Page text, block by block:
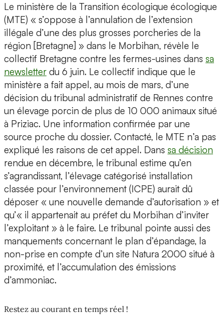
Le ministère de la Transition écologique écologique
(MTE) « s’oppose à l’annulation de l’extension
illégale d’une des plus grosses porcheries de la
région [Bretagne] » dans le Morbihan, révèle le
collectif Bretagne contre les fermes-usines dans sa
newsletter du 6 juin. Le collectif indique que le
ministère a fait appel, au mois de mars, d’une
décision du tribunal administratif de Rennes contre
un élevage porcin de plus de 10 000 animaux situé
à Priziac. Une information confirmée par une
source proche du dossier. Contacté, le MTE n’a pas
expliqué les raisons de cet appel. Dans sa décision
rendue en décembre, le tribunal estime qu’en
s’agrandissant, l’élevage catégorisé installation
classée pour l’environnement (ICPE) aurait dû
déposer « une nouvelle demande d’autorisation » et
qu’« il appartenait au préfet du Morbihan d’inviter
l’exploitant » à le faire. Le tribunal pointe aussi des
manquements concernant le plan d’épandage, la
non-prise en compte d’un site Natura 2000 situé à
proximité, et l’accumulation des émissions
d’ammoniac.
Restez au courant en temps réel !